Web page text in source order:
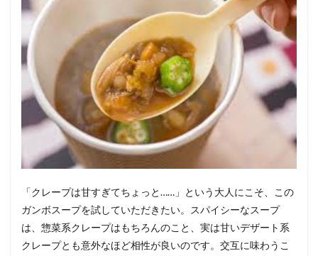
「クレープは甘すぎてちょっと……」という大人にこそ、この
ガンボスープを試していただきたい。スパイシーなスープ
は、惣菜系クレープはもちろんのこと、実は甘いデザート系
クレープとも意外なほど相性が良いのです。交互に味わうこ